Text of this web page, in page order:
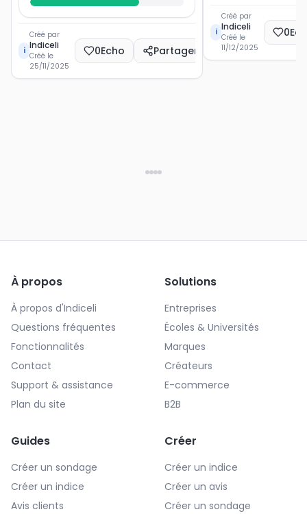
i
Créé par
Indiceli
Créé le
25/11/2025
0Echo Partager
i
Créé par
Indiceli
Créé le
11/12/2025
0
À propos
À propos d'Indiceli
Questions fréquentes
Fonctionnalités
Contact
Support & assistance
Plan du site
Solutions
Entreprises
Écoles & Universités
Marques
Créateurs
E-commerce
B2B
Guides
Créer un sondage
Créer un indice
Avis clients
Créer
Créer un indice
Créer un avis
Créer un sondage